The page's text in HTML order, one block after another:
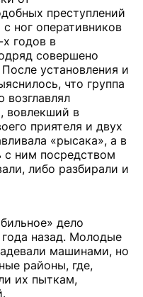
преступлений
с ног оперативников
годов в
совершено
установления и
что группа
возглавлял
вовлекший в
приятеля и двух
«рысака», а в
с ним посредством
либо разбирали и
дело
назад. Молодые
машинами, но
районы, где,
их пыткам,